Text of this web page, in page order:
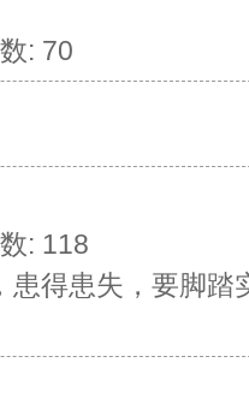
: 70
: 118
患得患失，要脚